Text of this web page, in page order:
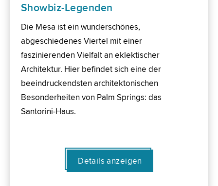
Showbiz-Legenden
Die Mesa ist ein wunderschönes,
abgeschiedenes Viertel mit einer
faszinierenden Vielfalt an eklektischer
Architektur. Hier befindet sich eine der
beeindruckendsten architektonischen
Besonderheiten von Palm Springs: das
Santorini-Haus.
Details anzeigen